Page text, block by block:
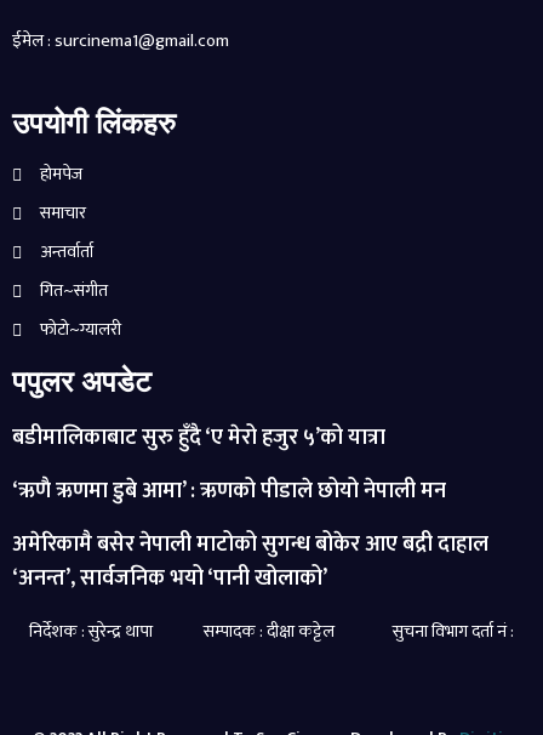
ईमेल : surcinema1@gmail.com
उपयोगी लिंकहरु
होमपेज
समाचार
अन्तर्वार्ता
गित~संगीत
फोटो~ग्यालरी
पपुलर अपडेट
बडीमालिकाबाट सुरु हुँदै ‘ए मेरो हजुर ५’को यात्रा
‘ऋणै ऋणमा डुबे आमा’ : ऋणको पीडाले छोयो नेपाली मन
अमेरिकामै बसेर नेपाली माटोको सुगन्ध बोकेर आए बद्री दाहाल
‘अनन्त’, सार्वजनिक भयो ‘पानी खोलाको’
निर्देशक : सुरेन्द्र थापा सम्पादक : दीक्षा कट्टेल सुचना विभाग दर्ता नं :